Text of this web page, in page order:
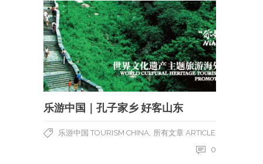
乐游中国｜孔子家乡 好客山东
乐游中国 TOURISM CHINA 所有文章 ARTICLE
0